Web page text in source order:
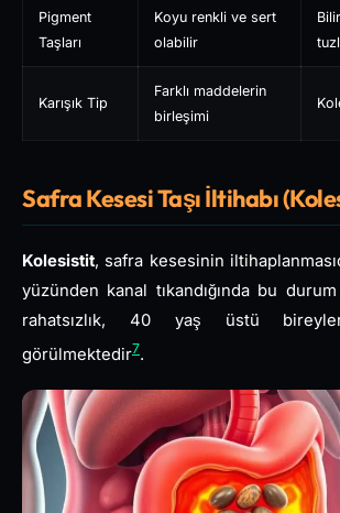
Pigment
Taşları
Koyu renkli ve sert
olabilir
Karışık Tip
Farklı maddelerin
birleşimi
Safra Kesesi Taşı İltihabı
Kolesistit, safra kesesinin
yüzünden kanal tıkandığında bu
rahatsızlık, 40 yaş üstü
görülmektedir7.